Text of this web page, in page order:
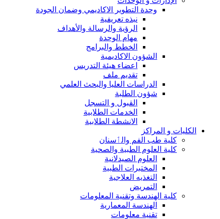
وحدة التطوير الاكاديمي وضمان الجودة
نبذه تعريفية
الرؤية والرسالة والأهداف
مهام الوحدة
الخطط والبرامج
الشؤون الاكاديمية
اعضاء هيئة التدريس
تقديم ملف
الدراسات العليا والبحث العلمي
شؤون الطلبة
القبول و التسجل
الخدمات الطلابية
الانشطة الطلابية
الكليات و المراكز
كلية طب الفم والٲسنان
كلية العلوم الطبية والصحية
العلوم الصيدلانية
المختبرات الطبية
التغذيه العلاجية
التمريض
كلية الهندسة وتقنية المعلومات
الهندسة المعمارية
تقنية معلومات